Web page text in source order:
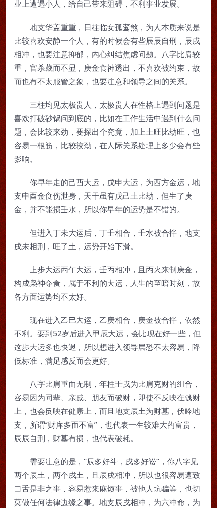
业上遭遇小人，给自己带来阻碍，不利事业发展。
地支华盖重重，日柱临女孤鸾煞，为人本质来说是
比较喜欢安静一个人，有的时候会有些辰辰自刑，辰戌
相冲，也要注意抑郁，内心纠结焦虑问题。八字比肩较
重，官杀藏而不显，庚金食神透出，不喜欢被约束，故
而也有不太服管之象，也要注意和领导之间的关系。
三柱均见太极贵人，太极贵人在性格上遇到问题是
喜欢打破砂锅问到底的，比如在工作生活中遇到什么问
题，会比较来劲，要探出个究竟，加上土旺比劫旺，也
容易一根筋，比较较劲，在人际关系处理上多少会有些
影响。
你早年走的己酉大运，戊申大运，为西方金运，地
支申酉金食伤泄身，天干虽有戊己土比劫，但生了庚
金，并不能损壬水，所以你早年的运势是不错的。
但进入丁未大运后，丁壬相合，壬水被合拌，地支
戌未相刑，旺了土，运势开始下滑。
上步大运丙午大运，壬丙相冲，且丙火来制庚金，
构成枭神夺食，属于不利的大运，人生的至暗时刻，故
各方面运势均不太好。
现在进入乙巳大运，乙庚相合，庚金被合拌，依然
不利。要到52岁后进入甲辰大运，会比现在好一些，但
这步大运多也快退，所以想进入领导层恐不太容易，降
低标准，满足感反而会更好。
八字比肩重而无制，年柱壬戌为比肩克财的组合，
容易因为同辈、亲戚、朋友而破财，即使不反映在钱财
上，也会反映在健康上，而且地支辰土为财墓，伏吟地
支，所谓“财库多而不富”，也代表一生较难大的富贵，
辰辰自刑，财墓有损，也代表破耗。
需要注意的是，“辰多好斗，戌多好讼”，你八字见
两个辰土，两个戌土，且辰戌相冲，所以也很容易遭致
口舌是非之事，容易惹来麻烦事，被他人坑骗等，也切
莫做任何法律边缘之事。地支辰戌相冲，为六冲命，为